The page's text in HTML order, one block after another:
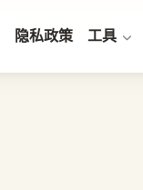
隐私政策 工具